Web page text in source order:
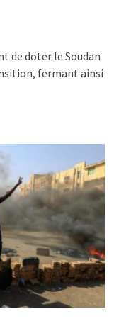
de doter le Soudan
fermant ainsi